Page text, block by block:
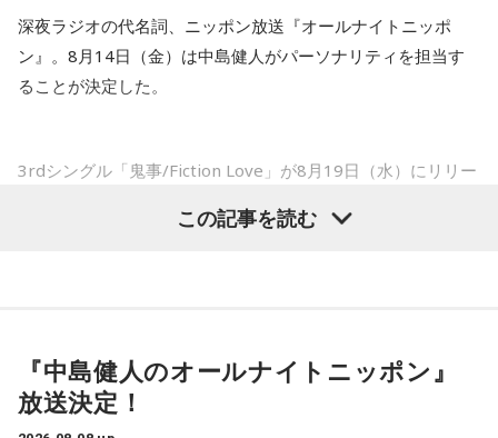
いうのは本当にいいことなのかなと思います」
※インタビュアー：文化放送・斉藤一美アナウンサー
――以前から痛みはあったのでしょうか？
山田「痛みがない範囲でできていたのですが、痛みの場所が
動いてしまって、数ミリでも痛みの場所が動くだけで痛みが
変わってくるので」
――実戦復帰まで4ヶ月という診断のもと、ファームで最初に
ラーが出たり、身体との感覚がつながりずらかったりするな
かで、本当にトレーナーさんのおかげでうまくやっていただ
深夜ラジオの代名詞、ニッポン放送『オールナイトニッポ
ン』。8月14日（金）は中島健人がパーソナリティを担当す
ることが決定した。
3rdシングル「鬼事/Fiction Love」が8月19日（水）にリリー
ティを初めて担当する。番組では、新曲「鬼事/Fiction
盛りだくさんの内容でお届けする一夜限りの特別番組『中島
健人のオールナイトニッポン』は8月14日(金)25時からニッポ
この記事を読む
『中島健人のオールナイトニッポン』
放送決定！